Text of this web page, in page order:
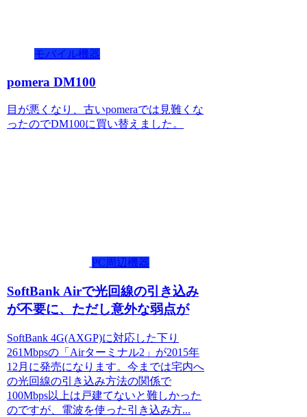
モバイル機器
pomera DM100
目が悪くなり、古いpomeraでは見難くな
ったのでDM100に買い替えました。
PC周辺機器
SoftBank Airで光回線の引き込み
が不要に、ただし意外な弱点が
SoftBank 4G(AXGP)に対応した下り
261Mbpsの「Airターミナル2」が2015年
12月に発売になります。今までは宅内へ
の光回線の引き込み方法の関係で
100Mbps以上は戸建てないと難しかった
のですが、電波を使った引き込み方...